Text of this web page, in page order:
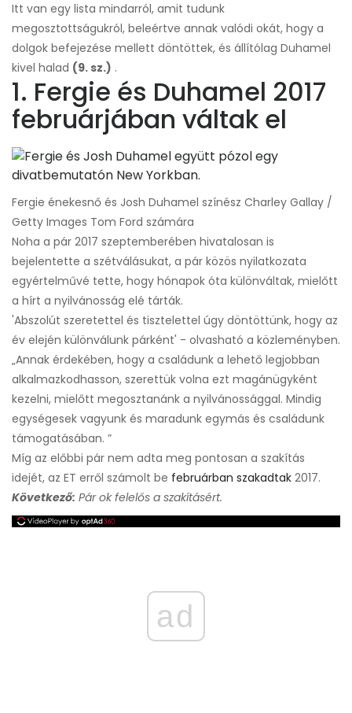
Itt van egy lista mindarról, amit tudunk
megosztottságukról, beleértve annak valódi okát, hogy a
dolgok befejezése mellett döntöttek, és állítólag Duhamel
kivel halad (9. sz.) .
1. Fergie és Duhamel 2017
februárjában váltak el
Fergie énekesnő és Josh Duhamel színész Charley Gallay /
Getty Images Tom Ford számára
Noha a pár 2017 szeptemberében hivatalosan is
bejelentette a szétválásukat, a pár közös nyilatkozata
egyértelművé tette, hogy hónapok óta különváltak, mielőtt
a hírt a nyilvánosság elé tárták.
'Abszolút szeretettel és tisztelettel úgy döntöttünk, hogy az
év elején különválunk párként' - olvasható a közleményben.
„Annak érdekében, hogy a családunk a lehető legjobban
alkalmazkodhasson, szerettük volna ezt magánügyként
kezelni, mielőtt megosztanánk a nyilvánossággal. Mindig
egységesek vagyunk és maradunk egymás és családunk
támogatásában. ”
Míg az előbbi pár nem adta meg pontosan a szakítás
idejét, az ET erről számolt be februárban szakadtak 2017.
Következő: Pár ok felelős a szakításért.
ad